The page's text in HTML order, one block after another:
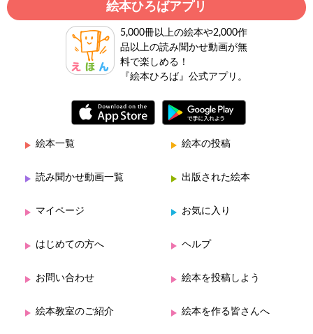
絵本ひろばアプリ
5,000冊以上の絵本や2,000作
品以上の読み聞かせ動画が無
料で楽しめる！
『絵本ひろば』公式アプリ。
絵本一覧 絵本の投稿
読み聞かせ動画一覧 出版された絵本
マイページ お気に入り
はじめての方へ ヘルプ
お問い合わせ 絵本を投稿しよう
絵本教室のご紹介 絵本を作る皆さんへ